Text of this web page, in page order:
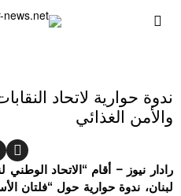
ندوة حوارية لاتحاد
والأمن الغذائي
رادار نيوز – أقام “الاتحاد
لبنان، ندوة حوارية حول “فلتان